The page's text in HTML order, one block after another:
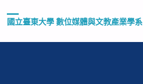
國立臺東大學 數位媒體與文教產業學系